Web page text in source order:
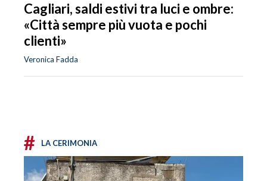
Cagliari, saldi estivi tra luci e ombre:
«Città sempre più vuota e pochi
clienti»
Veronica Fadda
# LA CERIMONIA